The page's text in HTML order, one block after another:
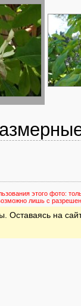
этого фото:
лишь с
на